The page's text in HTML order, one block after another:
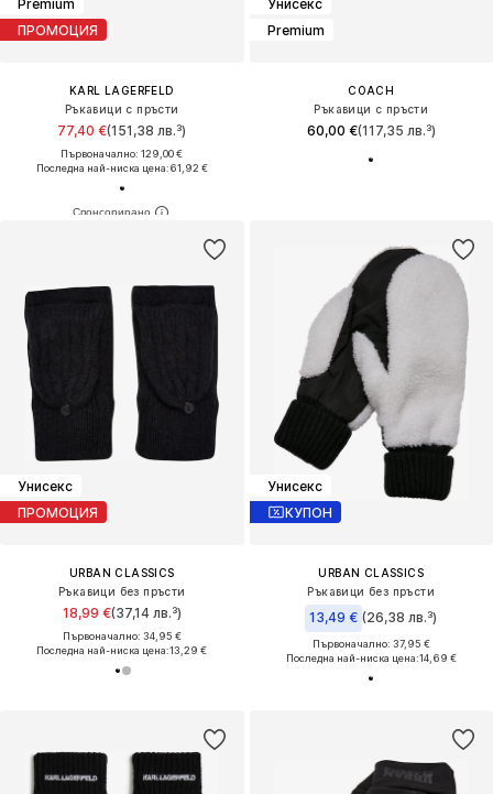
Premium
ПРОМОЦИЯ
KARL LAGERFELD
Ръкавици с пръсти
77,40 €(151,38 лв.³)
Първоначално: 129,00 €
Последна най-ниска цена:61,92 €
Унисекс
Premium
COACH
Ръкавици с пръсти
60,00 €(117,35 лв.³)
Унисекс
ПРОМОЦИЯ
URBAN CLASSICS
Ръкавици без пръсти
18,99 €(37,14 лв.³)
Първоначално: 34,95 €
Последна най-ниска цена:13,29 €
Унисекс
КУПОН
URBAN CLASSICS
Ръкавици без пръсти
13,49 € (26,38 лв.³)
Първоначално: 37,95 €
Последна най-ниска цена:14,69 €